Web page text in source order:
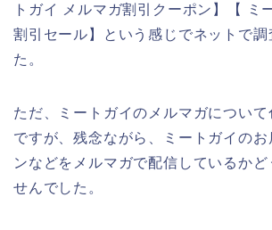
トガイ メルマガ割引クーポン】【 ミ
割引セール】という感じでネットで調
た。
ただ、ミートガイのメルマガについ
ですが、残念ながら、ミートガイのお
ンなどをメルマガで配信しているかど
せんでした。